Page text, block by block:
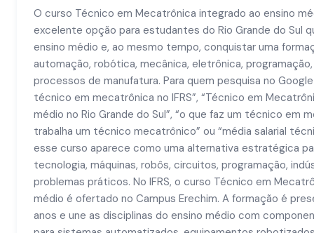
O curso Técnico em Mecatrônica integrado ao ensino
excelente opção para estudantes do Rio Grande do Sul
ensino médio e, ao mesmo tempo, conquistar uma
automação, robótica, mecânica, eletrônica,
processos de manufatura. Para quem pesquisa no
técnico em mecatrônica no IFRS”, “Técnico em
médio no Rio Grande do Sul”, “o que faz um técnico em
trabalha um técnico mecatrônico” ou “média salarial
esse curso aparece como uma alternativa estratégica
tecnologia, máquinas, robôs, circuitos, programação,
problemas práticos. No IFRS, o curso Técnico em
médio é ofertado no Campus Erechim. A formação é
anos e une as disciplinas do ensino médio com